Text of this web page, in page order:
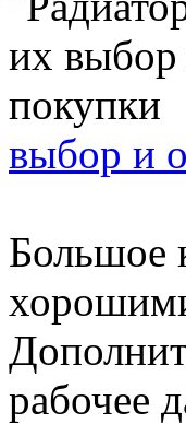
выбор и
Большое
рабочее